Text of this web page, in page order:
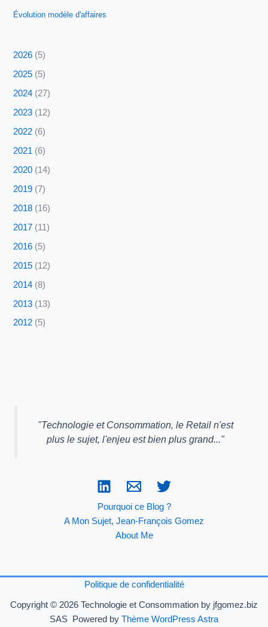
Évolution modèle d'affaires
2026 (5)
2025 (5)
2024 (27)
2023 (12)
2022 (6)
2021 (6)
2020 (14)
2019 (7)
2018 (16)
2017 (11)
2016 (5)
2015 (12)
2014 (8)
2013 (13)
2012 (5)
"Technologie et Consommation, le Retail n'est
plus le sujet, l'enjeu est bien plus grand..."
Pourquoi ce Blog ?
A Mon Sujet, Jean-François Gomez
About Me
Politique de confidentialité
Copyright © 2026 Technologie et Consommation by jfgomez.biz
SAS Powered by Thème WordPress Astra